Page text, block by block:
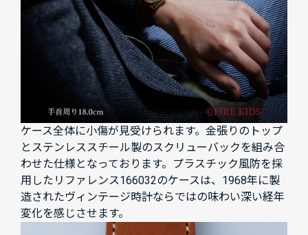
ケース全体に小傷が見受けられます。金張りのトップ
とステンレススチール製のスクリューバックを組み合
わせた仕様となっております。プラスチック風防を採
用したリファレンス166032のケースは、1968年に製
造されたヴィンテージ時計ならではの味わい深い経年
変化を感じさせます。